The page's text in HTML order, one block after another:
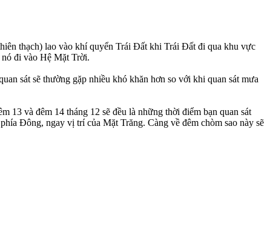
thạch) lao vào khí quyển Trái Đất khi Trái Đất đi qua khu vực
nó đi vào Hệ Mặt Trời.
sát sẽ thường gặp nhiều khó khăn hơn so với khi quan sát mưa
13 và đêm 14 tháng 12 sẽ đều là những thời điểm bạn quan sát
Đông, ngay vị trí của Mặt Trăng. Càng về đêm chòm sao này sẽ